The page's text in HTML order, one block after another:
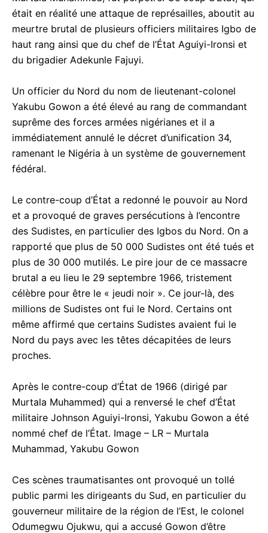
était en réalité une attaque de représailles, aboutit au
meurtre brutal de plusieurs officiers militaires Igbo de
haut rang ainsi que du chef de l’État Aguiyi-Ironsi et
du brigadier Adekunle Fajuyi.
Un officier du Nord du nom de lieutenant-colonel
Yakubu Gowon a été élevé au rang de commandant
suprême des forces armées nigérianes et il a
immédiatement annulé le décret d’unification 34,
ramenant le Nigéria à un système de gouvernement
fédéral.
Le contre-coup d’État a redonné le pouvoir au Nord
et a provoqué de graves persécutions à l’encontre
des Sudistes, en particulier des Igbos du Nord. On a
rapporté que plus de 50 000 Sudistes ont été tués et
plus de 30 000 mutilés. Le pire jour de ce massacre
brutal a eu lieu le 29 septembre 1966, tristement
célèbre pour être le « jeudi noir ». Ce jour-là, des
millions de Sudistes ont fui le Nord. Certains ont
même affirmé que certains Sudistes avaient fui le
Nord du pays avec les têtes décapitées de leurs
proches.
Après le contre-coup d’État de 1966 (dirigé par
Murtala Muhammed) qui a renversé le chef d’État
militaire Johnson Aguiyi-Ironsi, Yakubu Gowon a été
nommé chef de l’État. Image – LR – Murtala
Muhammad, Yakubu Gowon
Ces scènes traumatisantes ont provoqué un tollé
public parmi les dirigeants du Sud, en particulier du
gouverneur militaire de la région de l’Est, le colonel
Odumegwu Ojukwu, qui a accusé Gowon d’être